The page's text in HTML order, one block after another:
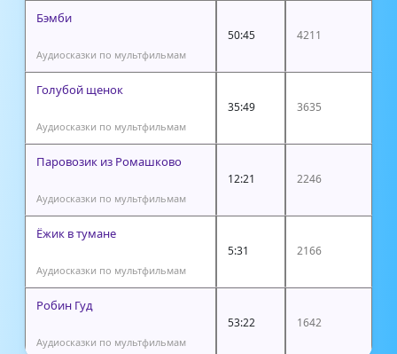
Бэмби
Аудиосказки по мультфильмам
50:45 4211
Голубой щенок
Аудиосказки по мультфильмам
35:49 3635
Паровозик из Ромашково
Аудиосказки по мультфильмам
12:21 2246
Ёжик в тумане
Аудиосказки по мультфильмам
5:31 2166
Робин Гуд
Аудиосказки по мультфильмам
53:22 1642